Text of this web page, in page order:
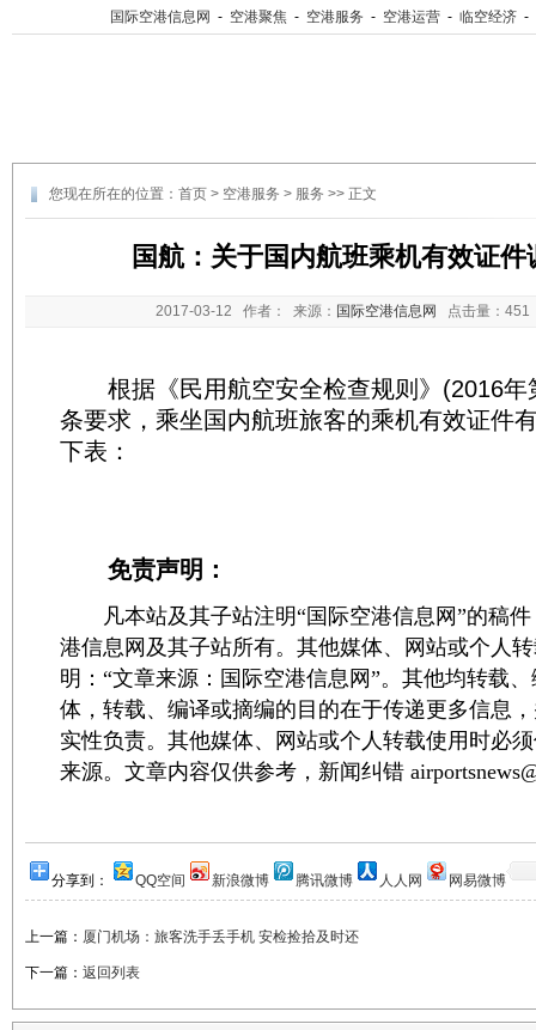
国际空港信息网 - 空港聚焦 - 空港服务 - 空港运营 - 临空经济 -
您现在所在的位置： 首页 > 空港服务 > 服务 >> 正文
国航：关于国内航班乘机有效证件
2017-03-12 作者： 来源： 国际空港信息网 点击量：
根据《民用航空安全检查规则》(2016年
条要求，乘坐国内航班旅客的乘机有效证件
下表：
免责声明：
凡本站及其子站注明“国际空港信息网”的稿件
港信息网及其子站所有。其他媒体、网站或个人
明：“文章来源：国际空港信息网”。其他均转载
体，转载、编译或摘编的目的在于传递更多信息
实性负责。其他媒体、网站或个人转载使用时必
来源。文章内容仅供参考，新闻纠错
分享到： QQ空间 新浪微博 腾讯微博 人人网 网易微博
上一篇： 厦门机场：旅客洗手丢手机 安检捡拾及时还
下一篇： 返回列表